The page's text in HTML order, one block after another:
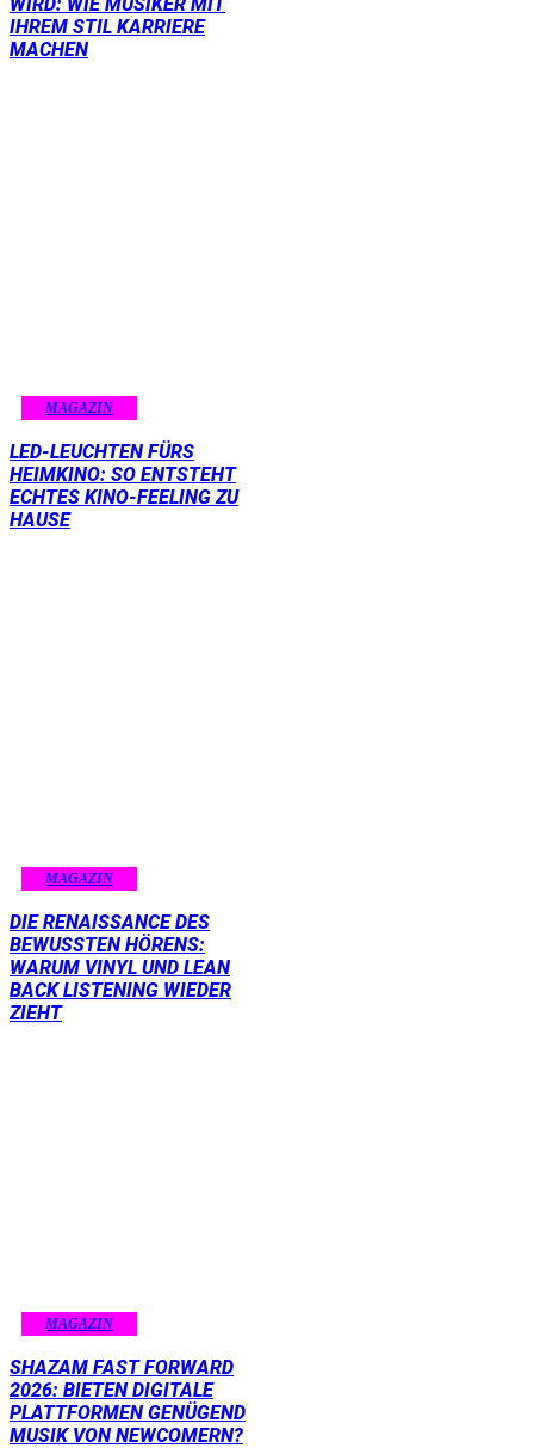
IHREM STIL KARRIERE
MACHEN
MAGAZIN
LED-LEUCHTEN FÜRS
HEIMKINO: SO ENTSTEHT
ECHTES KINO-FEELING ZU
HAUSE
MAGAZIN
DIE RENAISSANCE DES
BEWUSSTEN HÖRENS:
WARUM VINYL UND LEAN
BACK LISTENING WIEDER
ZIEHT
MAGAZIN
SHAZAM FAST FORWARD
2026: BIETEN DIGITALE
PLATTFORMEN GENÜGEND
MUSIK VON NEWCOMERN?